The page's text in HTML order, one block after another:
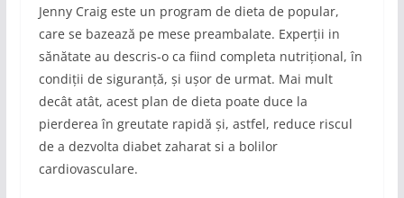
Jenny Craig este un program de dieta de popular,
care se bazează pe mese preambalate. Experții in
sănătate au descris-o ca fiind completa nutrițional, în
condiții de siguranță, și ușor de urmat. Mai mult
decât atât, acest plan de dieta poate duce la
pierderea în greutate rapidă și, astfel, reduce riscul
de a dezvolta diabet zaharat si a bolilor
cardiovasculare.